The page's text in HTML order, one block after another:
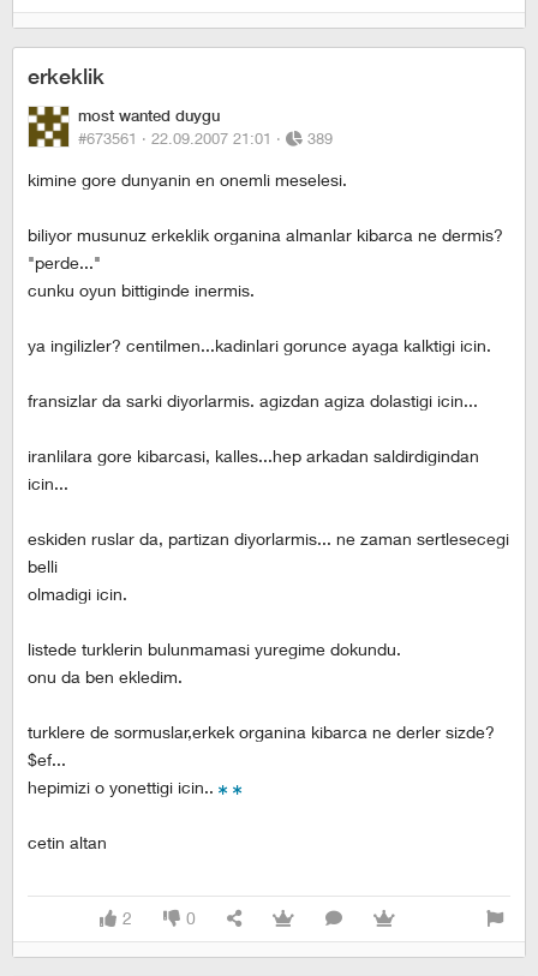
erkeklik
most wanted duygu
#673561 · 22.09.2007 21:01 · 389
kimine gore dunyanin en onemli meselesi.
biliyor musunuz erkeklik organina almanlar kibarca ne dermis?
"perde..."
cunku oyun bittiginde inermis.
ya ingilizler? centilmen...kadinlari gorunce ayaga kalktigi icin.
fransizlar da sarki diyorlarmis. agizdan agiza dolastigi icin...
iranlilara gore kibarcasi, kalles...hep arkadan saldirdigindan
icin...
eskiden ruslar da, partizan diyorlarmis... ne zaman sertlesecegi
belli
olmadigi icin.
listede turklerin bulunmamasi yuregime dokundu.
onu da ben ekledim.
turklere de sormuslar,erkek organina kibarca ne derler sizde?
$ef...
hepimizi o yonettigi icin..
cetin altan
2 0